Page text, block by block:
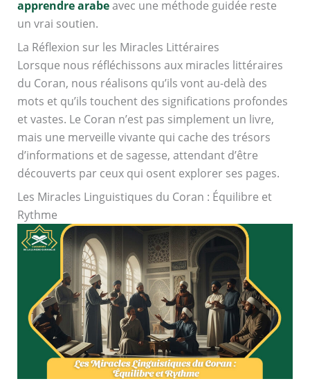
apprendre arabeavec une méthode guidée reste
un vrai soutien.
La Réflexion sur les Miracles Littéraires
Lorsque nous réfléchissons aux miracles littéraires
du Coran, nous réalisons qu’ils vont au-delà des
mots et qu’ils touchent des significations profondes
et vastes. Le Coran n’est pas simplement un livre,
mais une merveille vivante qui cache des trésors
d’informations et de sagesse, attendant d’être
découverts par ceux qui osent explorer ses pages.
Les Miracles Linguistiques du Coran : Équilibre et
Rythme